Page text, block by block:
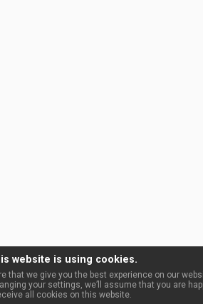
website is using cookies.
that we give you the best experience on our
your settings, we’ll assume that you are
all cookies on this website.